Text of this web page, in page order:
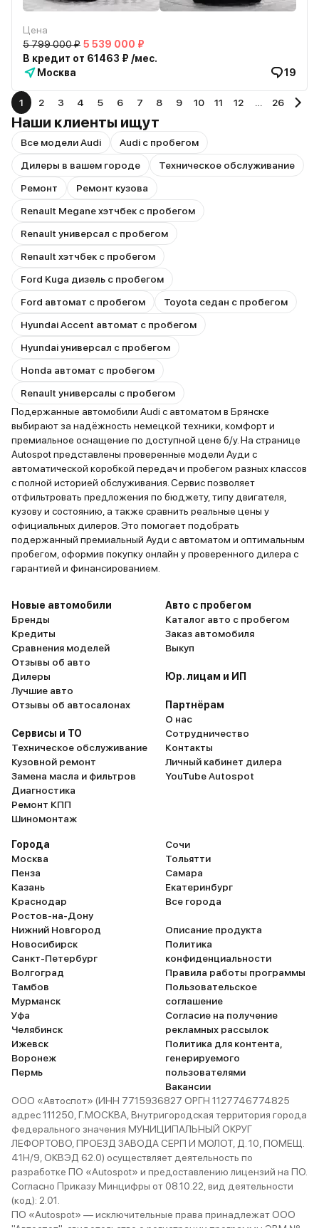
Цена
5 799 000 ₽ 5 539 000 ₽
В кредит от 61463 ₽ /мес.
Москва
19
1 2 3 4 5 6 7 8 9 10 11 12 26
Наши клиенты ищут
Все модели Audi
Audi с пробегом
Дилеры в вашем городе
Техническое обслуживание
Ремонт
Ремонт кузова
Renault Megane хэтчбек с пробегом
Renault универсал с пробегом
Renault хэтчбек с пробегом
Ford Kuga дизель с пробегом
Ford автомат с пробегом
Toyota седан с пробегом
Hyundai Accent автомат с пробегом
Hyundai универсал с пробегом
Honda автомат с пробегом
Renault универсалы с пробегом
Подержанные автомобили Audi с автоматом в Брянске
выбирают за надёжность немецкой техники, комфорт и
премиальное оснащение по доступной цене б/у. На странице
Autospot представлены проверенные модели Ауди с
автоматической коробкой передач и пробегом разных классов
с полной историей обслуживания. Сервис позволяет
отфильтровать предложения по бюджету, типу двигателя,
кузову и состоянию, а также сравнить реальные цены у
официальных дилеров. Это помогает подобрать
подержанный премиальный Ауди с автоматом и оптимальным
пробегом, оформив покупку онлайн у проверенного дилера с
гарантией и финансированием.
Новые автомобили
Бренды
Кредиты
Сравнения моделей
Отзывы об авто
Дилеры
Лучшие авто
Отзывы об автосалонах
Сервисы и ТО
Техническое обслуживание
Кузовной ремонт
Замена масла и фильтров
Диагностика
Ремонт КПП
Шиномонтаж
Авто с пробегом
Каталог авто с пробегом
Заказ автомобиля
Выкуп
Юр. лицам и ИП
Партнёрам
О нас
Сотрудничество
Контакты
Личный кабинет дилера
YouTube Autospot
Города
Москва
Пенза
Казань
Краснодар
Ростов-на-Дону
Нижний Новгород
Новосибирск
Санкт-Петербург
Волгоград
Тамбов
Мурманск
Уфа
Челябинск
Ижевск
Воронеж
Пермь
Сочи
Тольятти
Самара
Екатеринбург
Все города
Описание продукта
Политика
конфиденциальности
Правила работы программы
Пользовательское
соглашение
Согласие на получение
рекламных рассылок
Политика для контента,
генерируемого
пользователями
Вакансии
ООО «Автоспот» (ИНН 7715936827 ОРГН 1127746774825
адрес 111250, Г.МОСКВА, Внутригородская территория города
федерального значения МУНИЦИПАЛЬНЫЙ ОКРУГ
ЛЕФОРТОВО, ПРОЕЗД ЗАВОДА СЕРП И МОЛОТ, Д. 10, ПОМЕЩ.
41Н/9, ОКВЭД 62.0) осуществляет деятельность по
разработке ПО «Autospot» и предоставлению лицензий на ПО.
Согласно Приказу Минцифры от 08.10.22, вид деятельности
(код): 2.01.
ПО «Autospot» — исключительные права принадлежат ООО